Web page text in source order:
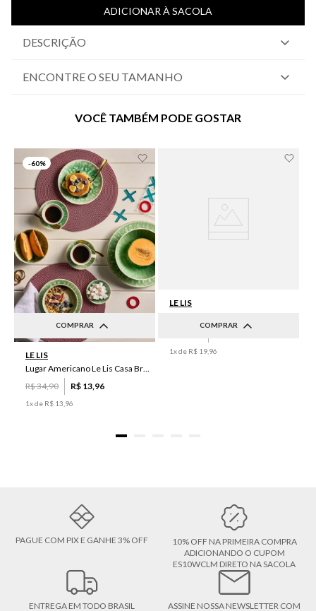
ADICIONAR À SACOLA
DESCRIÇÃO
ENCONTRE O SEU TAMANHO
VOCÊ TAMBÉM PODE GOSTAR
-60%
COMPRAR
LE LIS
Lugar Americano Le Lis Casa Brenda
R$34,90 R$ 13 96
1x de R$ 13 96
COMPRAR
LE LIS
1x de R$ 19 96
PAGUE COM PIX E GANHE 3% OFF
10% OFF NA PRIMEIRA COMPRA
ADICIONANDO O CUPOM
ES10WCLM DIRETO NA SACOLA
ENTREGA EM TODO BRASIL
ASSINE NOSSA NEWSLETTER COM